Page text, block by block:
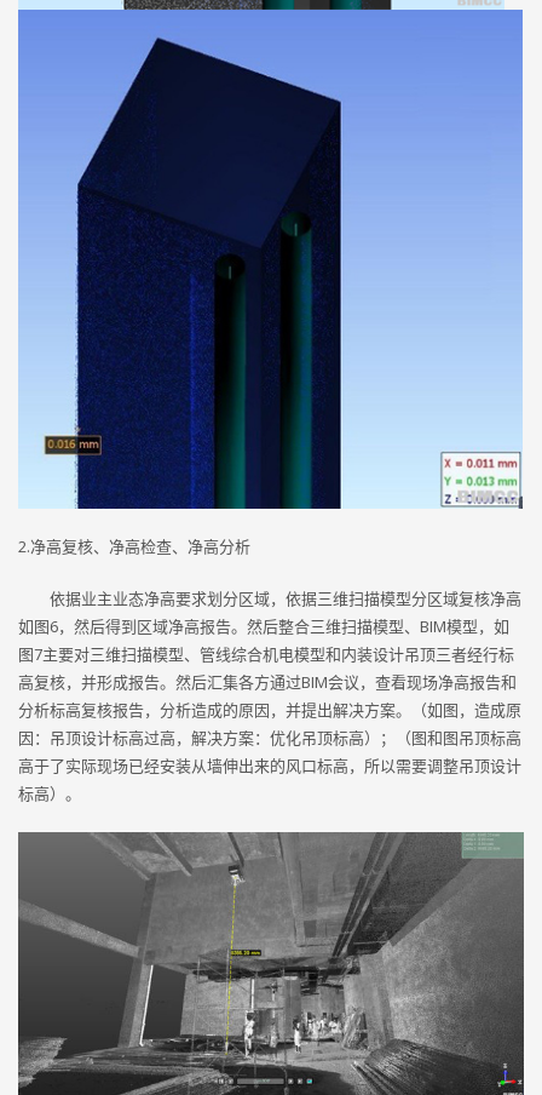
2.净高复核、净高检查、净高分析
依据业主业态净高要求划分区域，依据三维扫描模型分区域复核净高
如图6，然后得到区域净高报告。然后整合三维扫描模型、BIM模型，如
图7主要对三维扫描模型、管线综合机电模型和内装设计吊顶三者经行标
高复核，并形成报告。然后汇集各方通过BIM会议，查看现场净高报告和
分析标高复核报告，分析造成的原因，并提出解决方案。（如图，造成原
因：吊顶设计标高过高，解决方案：优化吊顶标高）；（图和图吊顶标高
高于了实际现场已经安装从墙伸出来的风口标高，所以需要调整吊顶设计
标高）。